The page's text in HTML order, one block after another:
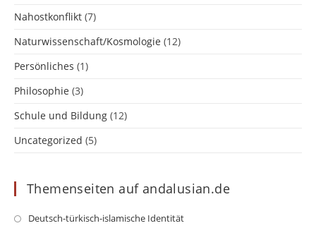
Nahostkonflikt (7)
Naturwissenschaft/Kosmologie (12)
Persönliches (1)
Philosophie (3)
Schule und Bildung (12)
Uncategorized (5)
Themenseiten auf andalusian.de
Deutsch-türkisch-islamische IdentitätOpens